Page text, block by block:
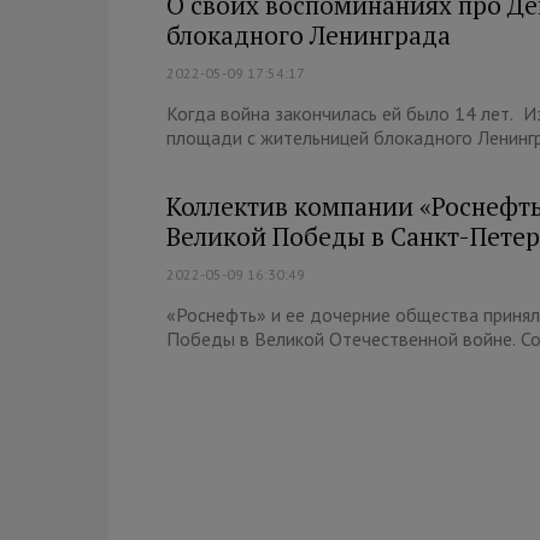
блокадного Ленинграда
2022-05-09 17:54:17
Когда война закончилась ей было 14 лет.
площади с жительницей блокадного
Коллектив компании
Великой Победы в Санкт-
2022-05-09 16:30:49
«Роснефть» и ее дочерние общества
Победы в Великой Отечественной войне.